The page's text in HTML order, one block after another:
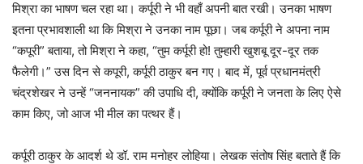
मिश्रा का भाषण चल रहा था। कर्पूरी ने भी वहाँ अपनी बात रखी। उनका भाषण
इतना प्रभावशाली था कि मिश्रा ने उनका नाम पूछा। जब कर्पूरी ने अपना नाम
“कपूरी” बताया, तो मिश्रा ने कहा, “तुम कर्पूरी हो! तुम्हारी खुशबू दूर-दूर तक
फैलेगी।” उस दिन से कपूरी, कर्पूरी ठाकुर बन गए। बाद में, पूर्व प्रधानमंत्री
चंद्रशेखर ने उन्हें “जननायक” की उपाधि दी, क्योंकि कर्पूरी ने जनता के लिए ऐसे
काम किए, जो आज भी मील का पत्थर हैं।
कर्पूरी ठाकुर के आदर्श थे डॉ. राम मनोहर लोहिया। लेखक संतोष सिंह बताते हैं कि